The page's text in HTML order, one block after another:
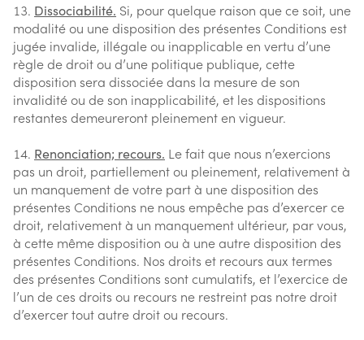
Dissociabilité. Si, pour quelque raison que ce soit, une
modalité ou une disposition des présentes Conditions est
jugée invalide, illégale ou inapplicable en vertu d’une
règle de droit ou d’une politique publique, cette
disposition sera dissociée dans la mesure de son
invalidité ou de son inapplicabilité, et les dispositions
restantes demeureront pleinement en vigueur.
Renonciation; recours. Le fait que nous n’exercions
pas un droit, partiellement ou pleinement, relativement à
un manquement de votre part à une disposition des
présentes Conditions ne nous empêche pas d’exercer ce
droit, relativement à un manquement ultérieur, par vous,
à cette même disposition ou à une autre disposition des
présentes Conditions. Nos droits et recours aux termes
des présentes Conditions sont cumulatifs, et l’exercice de
l’un de ces droits ou recours ne restreint pas notre droit
d’exercer tout autre droit ou recours.